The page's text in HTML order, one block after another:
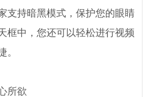
支持暗黑模式，保护您的眼睛
框中，您还可以轻松进行视频
。
所欲